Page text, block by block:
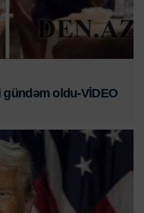
gündəm oldu-VİDEO